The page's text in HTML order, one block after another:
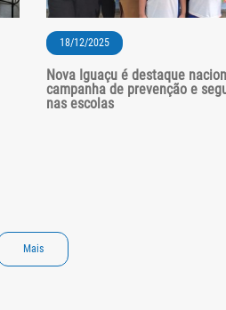
18/12/2025
Nova Iguaçu é destaque
campanha de prevenção e
nas escolas
Mais